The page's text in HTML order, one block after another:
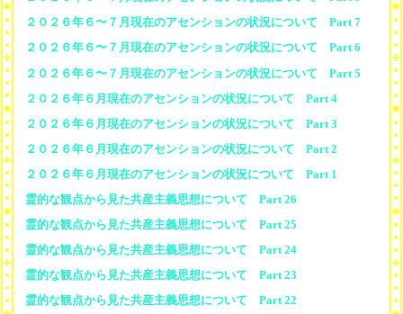
２０２６年６〜７月現在のアセンションの状況について Part 7
２０２６年６〜７月現在のアセンションの状況について Part 6
２０２６年６〜７月現在のアセンションの状況について Part 5
２０２６年６月現在のアセンションの状況について Part 4
２０２６年６月現在のアセンションの状況について Part 3
２０２６年６月現在のアセンションの状況について Part 2
２０２６年６月現在のアセンションの状況について Part 1
霊的な観点から見た共産主義思想について Part 26
霊的な観点から見た共産主義思想について Part 25
霊的な観点から見た共産主義思想について Part 24
霊的な観点から見た共産主義思想について Part 23
霊的な観点から見た共産主義思想について Part 22